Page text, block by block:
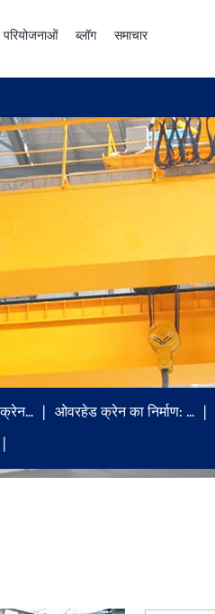
परियोजनाओं ब्लॉग समाचार
ओवरहेड क्रेन का निर्माण: …